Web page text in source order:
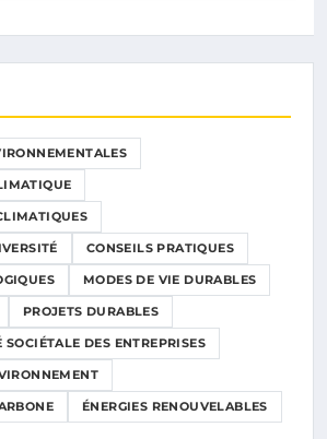
CONSEILS PRATIQUES
MODES DE VIE DURABLES
PROJETS DURABLES
SOCIÉTALE DES ENTREPRISES
ÉNERGIES RENOUVELABLES